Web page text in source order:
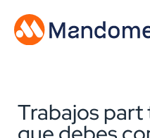
Trabajos